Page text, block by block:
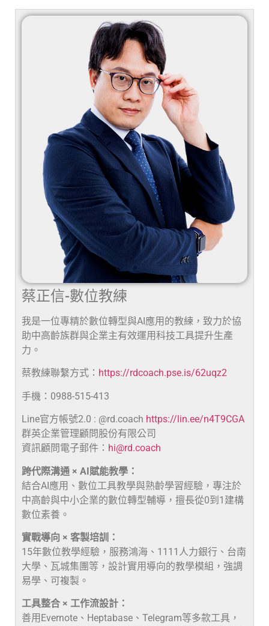
蔡正信-數位教練
我是一位專精於數位轉型與AI應用的教練，致力於協
助中高齡族群與企業主有效運用科技工具提升生產
力。
蔡教練聯繫方式： https://rdcoach.pse.is/62uqz2
手機：0988-515-413
Line官方帳號2.0 : @rd.coach https://lin.ee/n4T9CGA
群英企業管理顧問股份有限公司
資訊顧問電子郵件： hi@rd.coach
跨代際溝通 × AI賦能教學：
結合AI應用、數位工具教學與熟齡學習經驗，專注於
中高齡與中小企業的數位轉型輔導，擅長從0到1建構
數位素養。
實戰導向 × 客製培訓：
15年數位教學經驗，服務鴻海、1111人力銀行、台南
大學、瓦城集團等，設計實用導向的教學模組，強調
易學、可複製。
工具整合 × 工作流設計：
善用Evernote、Heptabase、Telegram等多款工具，